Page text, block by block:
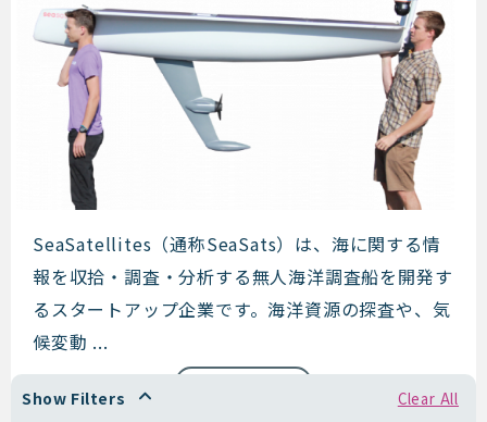
Show Filters Clear All
SeaSats
SeaSatellites（通称SeaSats）は、海に関する情
報を収拾・調査・分析する無人海洋調査船を開発す
るスタートアップ企業です。海洋資源の探査や、気
候変動 ...